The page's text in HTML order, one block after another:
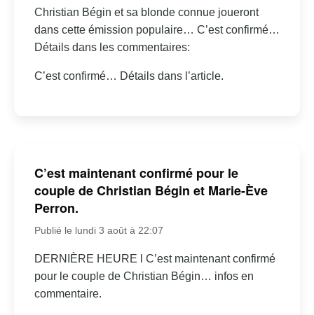
Christian Bégin et sa blonde connue joueront
dans cette émission populaire… C’est confirmé…
Détails dans les commentaires:
C’est confirmé… Détails dans l’article.
C’est maintenant confirmé pour le
couple de Christian Bégin et Marie-Ève
Perron.
Publié le lundi 3 août à 22:07
DERNIÈRE HEURE l C’est maintenant confirmé
pour le couple de Christian Bégin… infos en
commentaire.